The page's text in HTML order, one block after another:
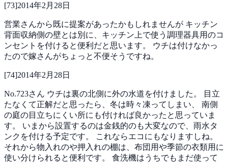
[73]2014年2月28日
営業さんから既に提案があったかもしれませんが キッチン
背面収納側の壁とは別に、キッチン上で使う調理器具用のコ
ンセントを付けると便利だと思います。
ウチは付けなかっ
たので嫁さんがちょっと不便そうですね。
[74]2014年2月28日
No.723さん ウチは裏の北側に外の水道を付けました。
目立
たなくて正解だと思ったら、冬は時々凍ってしまい、 南側
の庭の目立ちにくい所にも付ければ良かったと思っていま
す。 いまから設置するのは金銭的のも大変なので、雨水タ
ンクを付ける予定です。
これならエコにもなりますしね。
それから物入れのや押入れの棚は、布団用や季節の衣類用に
使い分けられると便利です。 食洗機はうちでもまだ使って